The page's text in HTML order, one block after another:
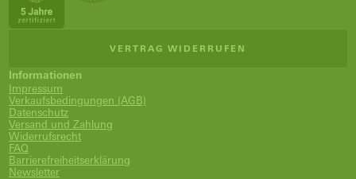
VERTRAG WIDERRUFEN
Informationen
Impressum
Verkaufsbedingungen (AGB)
Datenschutz
Versand und Zahlung
Widerrufsrecht
FAQ
Barrierefreiheitserklärung
Newsletter